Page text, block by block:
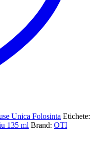
Unica Folosinta Etichete:
135 ml Brand: OTI